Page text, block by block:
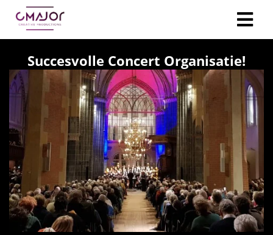
Succesvolle Concert Organisatie!